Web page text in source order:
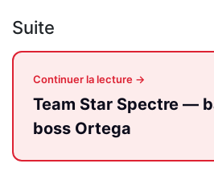
Suite
Continuer la lecture →
Team Star Spectre —
boss Ortega